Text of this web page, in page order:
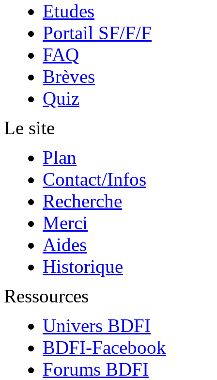
Etudes
Portail SF/F/F
FAQ
Brèves
Quiz
Le site
Plan
Contact/Infos
Recherche
Merci
Aides
Historique
Ressources
Univers BDFI
BDFI-Facebook
Forums BDFI